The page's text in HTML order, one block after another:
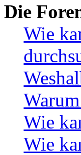
Die
Wie
Wie
Wie